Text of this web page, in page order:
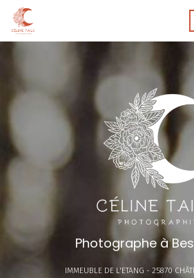
Aller
contenu
Photographe à
IMMEUBLE DE L'ETANG - 25870